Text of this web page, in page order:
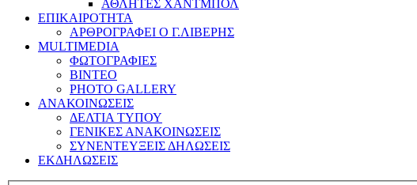
ΑΘΛΗΤΕΣ ΧΑΝΤΜΠΟΛ
ΕΠΙΚΑΙΡΟΤΗΤΑ
ΑΡΘΡΟΓΡΑΦΕΙ Ο Γ.ΛΙΒΕΡΗΣ
MULTIMEDIA
ΦΩΤΟΓΡΑΦΙΕΣ
ΒΙΝΤΕΟ
PHOTO GALLERY
ΑΝΑΚΟΙΝΩΣΕΙΣ
ΔΕΛΤΙΑ ΤΥΠΟΥ
ΓΕΝΙΚΕΣ ΑΝΑΚΟΙΝΩΣΕΙΣ
ΣΥΝΕΝΤΕΥΞΕΙΣ ΔΗΛΩΣΕΙΣ
ΕΚΔΗΛΩΣΕΙΣ